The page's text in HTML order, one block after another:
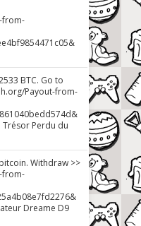
from-
BTC. Go to
Payout-from-
Trésor Perdu du
Withdraw >>
from-
Dreame D9